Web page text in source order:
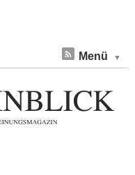
Menü